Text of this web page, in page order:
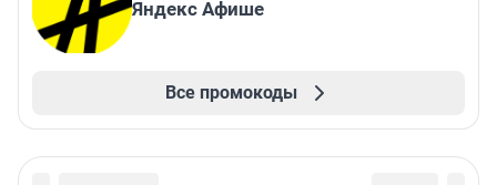
Яндекс Афише
Все промокоды